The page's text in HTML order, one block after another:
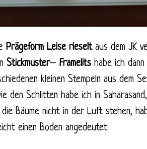
Prägeform Leise rieseltaus dem JK
Stickmuster– Framelits habe ich
kleinen Stempeln aus dem
den Schlitten habe ich in
Bäume nicht in der Luft stehen,
einen Boden angedeutet.